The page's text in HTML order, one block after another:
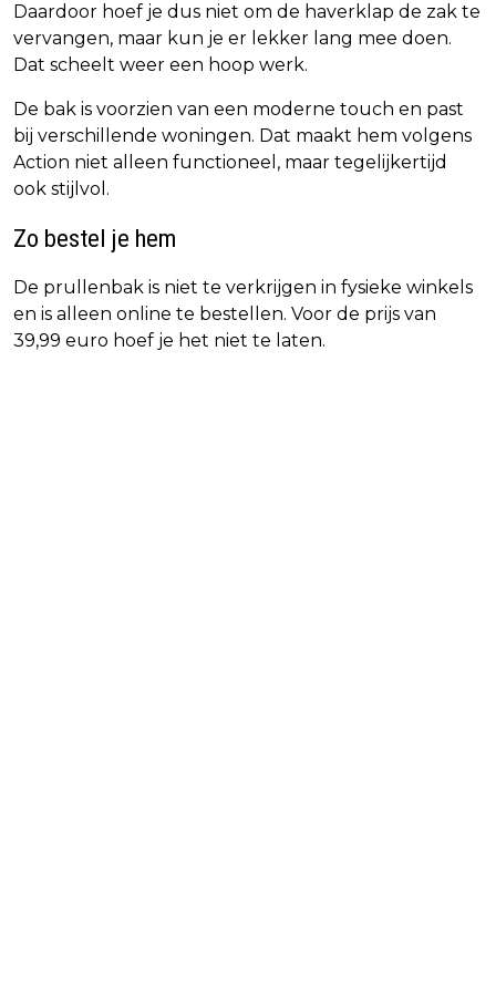
Daardoor hoef je dus niet om de haverklap de zak te
vervangen, maar kun je er lekker lang mee doen.
Dat scheelt weer een hoop werk.
De bak is voorzien van een moderne touch en past
bij verschillende woningen. Dat maakt hem volgens
Action niet alleen functioneel, maar tegelijkertijd
ook stijlvol.
Zo bestel je hem
De prullenbak is niet te verkrijgen in fysieke winkels
en is alleen online te bestellen. Voor de prijs van
39,99 euro hoef je het niet te laten.